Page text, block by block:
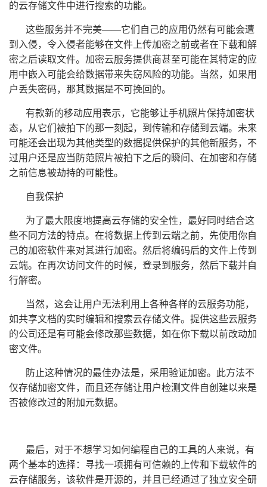
的云存储文件中进行搜索的功能。
这些服务并不完美——它们自己的应用仍然有可能会遭
到入侵，令入侵者能够在文件上传加密之前或者在下载和解
密之后读取文件。加密云服务提供商甚至可能在其特定的应
用中嵌入可能会给数据带来失窃风险的功能。当然，如果用
户丢失密码，那其数据是不可挽回的。
有款新的移动应用表示，它能够让手机照片保持加密状
态，从它们被拍下的那一刻起，到传输和存储到云端。未来
可能还会出现为其他类型的数据提供保护的其他新服务，不
过用户还是应当防范照片被拍下之后的瞬间、在加密和存储
之前信息被劫持的可能性。
自我保护
为了最大限度地提高云存储的安全性，最好同时结合这
些不同方法的特点。在将数据上传到云端之前，先使用你自
己的加密软件来对其进行加密。然后将编码后的文件上传到
云端。在再次访问文件的时候，登录到服务，然后下载并自
行解密。
当然，这会让用户无法利用上各种各样的云服务功能，
如共享文档的实时编辑和搜索云存储文件。提供这些云服务
的公司还是有可能会修改那些数据，如在你下载以前改动加
密文件。
防止这种情况的最佳办法是，采用验证加密。此方法不
仅存储加密文件，而且还存储让用户检测文件自创建以来是
否被修改过的附加元数据。
最后，对于不想学习如何编程自己的工具的人来说，有
两个基本的选择：寻找一项拥有可信赖的上传和下载软件的
云存储服务，该软件是开源的，并且已经通过了独立安全研